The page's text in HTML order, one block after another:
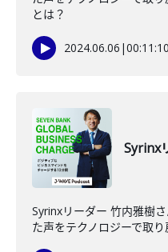
とは？
2024.06.06 |00:11:10
Syrinx
Syrinxリーダー 竹内雅樹
た声をテクノロジーで取